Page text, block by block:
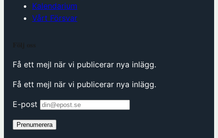
Kalendarium
Vårt Försvar
Få ett mejl när vi publicerar nya inlägg.
Få ett mejl när vi publicerar nya inlägg.
E-post
Prenumerera